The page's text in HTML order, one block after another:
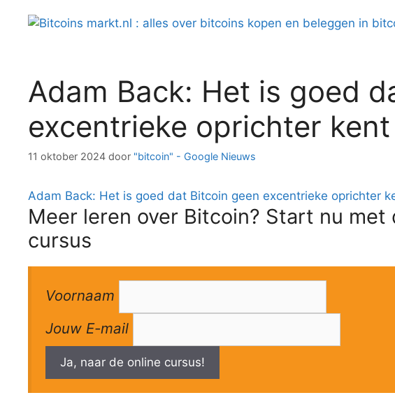
Adam Back: Het is goed
excentrieke oprichter
11 oktober 2024 door "bitcoin" - Google Nieuws
Adam Back: Het is goed dat Bitcoin geen excentrieke oprichter
Meer leren over Bitcoin? Start nu met
cursus
Voornaam
Jouw E-mail
Ja, naar de online cursus!